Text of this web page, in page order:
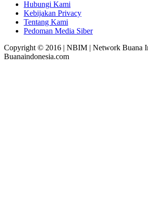
Hubungi Kami
Kebijakan Privacy
Tentang Kami
Pedoman Media Siber
Copyright © 2016 | NBIM | Network Buana
Buanaindonesia.com